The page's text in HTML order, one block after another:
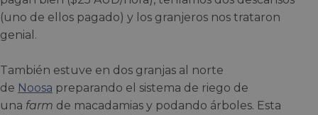
(uno de ellos pagado) y los granjeros nos trataron
genial.
También estuve en dos granjas al norte
de Noosa preparando el sistema de riego de
una farm de macadamias y podando árboles. Esta